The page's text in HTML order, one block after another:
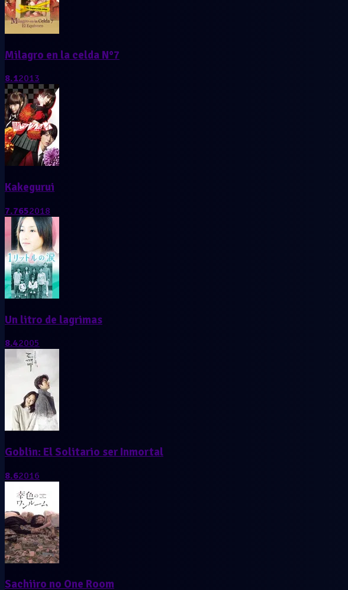
Milagro en la celda N°7
8.12013
Kakegurui
7.7652018
Un litro de lagrimas
8.42005
Goblin: El Solitario ser Inmortal
8.62016
Sachiiro no One Room